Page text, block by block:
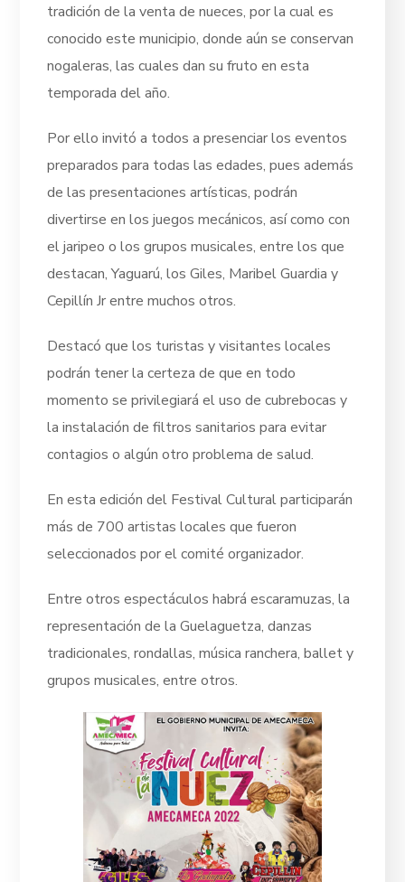
tradición de la venta de nueces, por la cual es
conocido este municipio, donde aún se conservan
nogaleras, las cuales dan su fruto en esta
temporada del año.
Por ello invitó a todos a presenciar los eventos
preparados para todas las edades, pues además
de las presentaciones artísticas, podrán
divertirse en los juegos mecánicos, así como con
el jaripeo o los grupos musicales, entre los que
destacan, Yaguarú, los Giles, Maribel Guardia y
Cepillín Jr entre muchos otros.
Destacó que los turistas y visitantes locales
podrán tener la certeza de que en todo
momento se privilegiará el uso de cubrebocas y
la instalación de filtros sanitarios para evitar
contagios o algún otro problema de salud.
En esta edición del Festival Cultural participarán
más de 700 artistas locales que fueron
seleccionados por el comité organizador.
Entre otros espectáculos habrá escaramuzas, la
representación de la Guelaguetza, danzas
tradicionales, rondallas, música ranchera, ballet y
grupos musicales, entre otros.